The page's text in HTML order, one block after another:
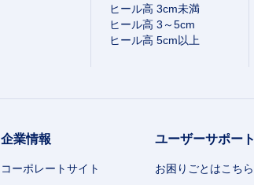
ヒール高 3cm未満
ヒール高 3～5cm
ヒール高 5cm以上
企業情報
コーポレートサイト
ユーザーサポート
お困りごとはこちら